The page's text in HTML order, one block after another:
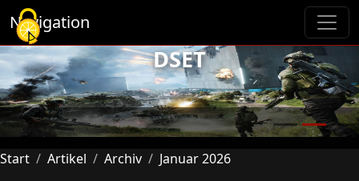
Navigation
Previous Next
DSET
Start Artikel Archiv Januar 2026
Cookie-Einstellungen